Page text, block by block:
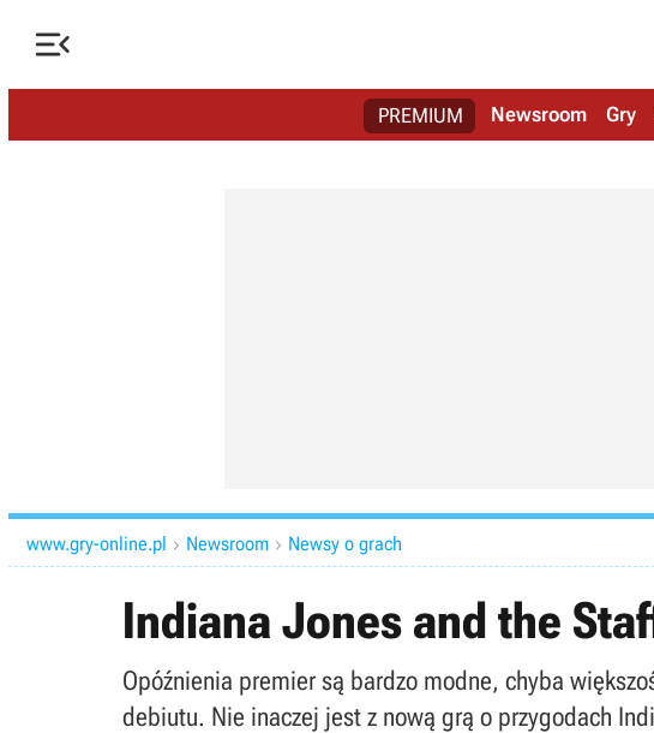

PREMIUM Newsroom Gry
www.gry-online.pl  Newsroom  Newsy o grach
Indiana Jones and the
Opóźnienia premier są bardzo modne, chyba
debiutu. Nie inaczej jest z nową grą o przygodach